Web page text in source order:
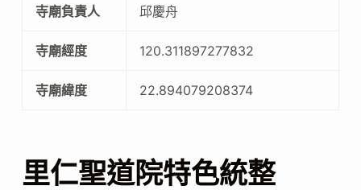
寺廟負責人 邱慶舟
寺廟經度 120.311897277832
寺廟緯度 22.894079208374
里仁聖道院特色統整